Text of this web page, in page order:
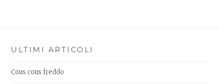
ULTIMI ARTICOLI
Cous cous freddo